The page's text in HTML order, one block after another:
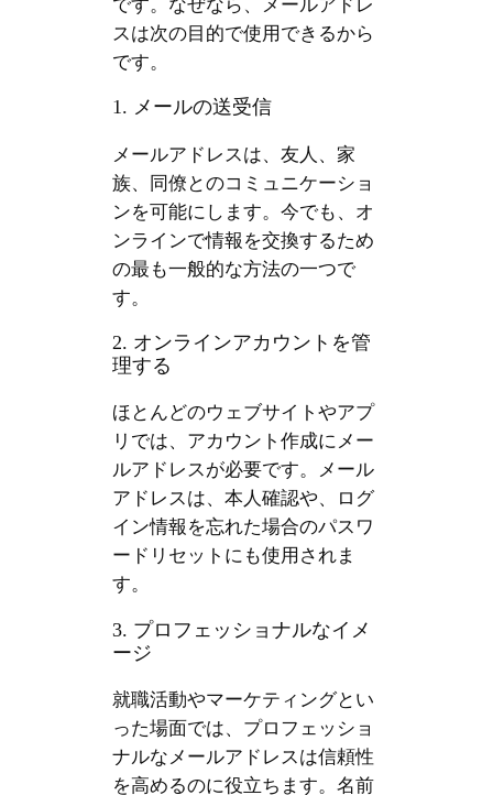
です。なぜなら、メールアドレ
スは次の目的で使用できるから
です。
1. メールの送受信
メールアドレスは、友人、家
族、同僚とのコミュニケーショ
ンを可能にします。今でも、オ
ンラインで情報を交換するため
の最も一般的な方法の一つで
す。
2. オンラインアカウントを管
理する
ほとんどのウェブサイトやアプ
リでは、アカウント作成にメー
ルアドレスが必要です。メール
アドレスは、本人確認や、ログ
イン情報を忘れた場合のパスワ
ードリセットにも使用されま
す。
3. プロフェッショナルなイメ
ージ
就職活動やマーケティングとい
った場面では、プロフェッショ
ナルなメールアドレスは信頼性
を高めるのに役立ちます。名前